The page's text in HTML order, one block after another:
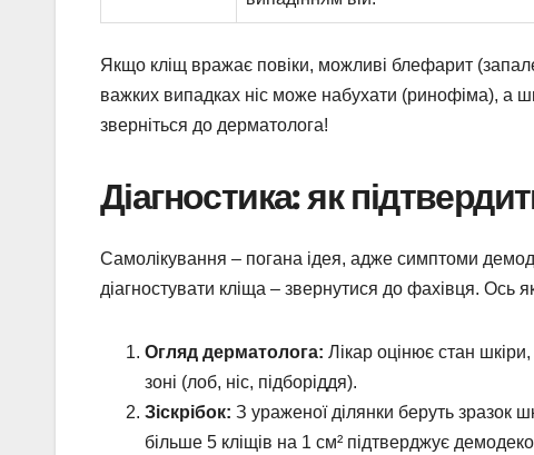
Якщо кліщ вражає повіки, можливі блефарит
важких випадках ніс може набухати (ринофіма), а
зверніться до дерматолога!
Діагностика: як
Самолікування – погана ідея, адже симптоми
діагностувати кліща – звернутися до фахівця. Ось
Огляд дерматолога: Лікар оцінює стан
зоні (лоб, ніс, підборіддя).
Зіскрібок: З ураженої ділянки беруть зразок
більше 5 кліщів на 1 см² підтверджує